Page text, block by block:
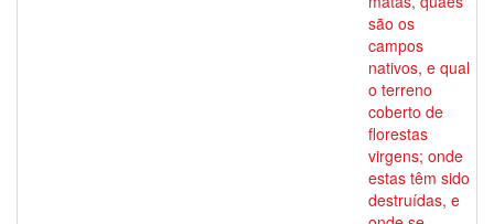
são os
campos
nativos, e qual
o terreno
coberto de
florestas
virgens; onde
estas têm sido
destruídas, e